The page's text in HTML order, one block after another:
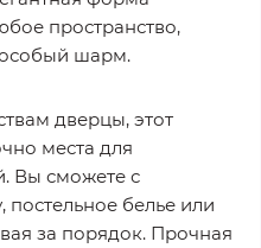
пространство,
шарм.
дверцы, этот
места для
Вы сможете с
постельное белье или
за порядок. Прочная